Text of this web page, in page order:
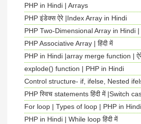
PHP in Hindi | Arrays
PHP इंडेक्स ऐरे |Index Array in Hindi
PHP Two-Dimensional Array in Hindi
PHP Associative Array | हिंदी में
PHP in Hindi |array merge function | ऐरे
explode() function | PHP in Hindi
Control structure- if, ifelse, Nested
PHP स्विच statements हिंदी में |Switch
For loop | Types of loop | PHP in Hindi
PHP in Hindi | While loop हिंदी में